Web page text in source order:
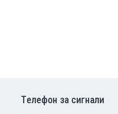
Tелефон за сигнали